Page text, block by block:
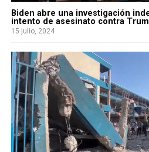
Biden abre una investigación
intento de asesinato contra
15 julio, 2024